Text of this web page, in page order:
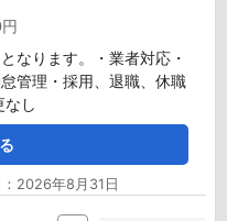
なります。・業者対応・
管理・採用、退職、休職
なし
2026年8月31日